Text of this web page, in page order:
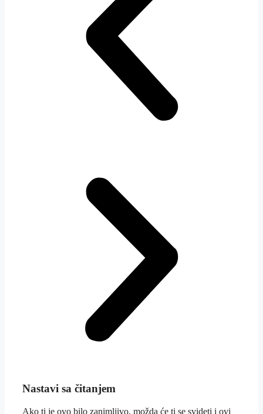
Nastavi sa čitanjem
Ako ti je ovo bilo zanimljivo, možda će ti se svideti i ovi